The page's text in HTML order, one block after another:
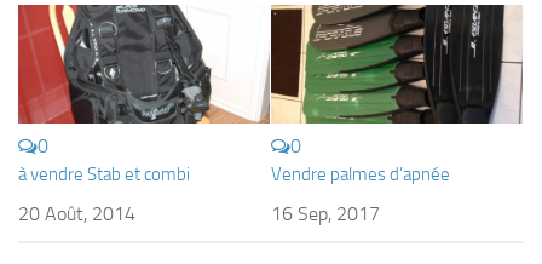
Organisation
Responsables
Fosse
APNEE
SORTIES
0
à vendre Stab et combi
20 Août, 2014
0
Vendre palmes d’apnée
16 Sep, 2017